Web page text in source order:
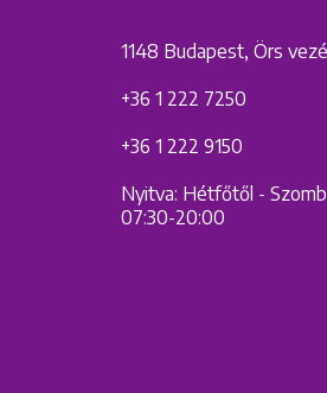
1148 Budapest, Örs
+36 1 222 7250
+36 1 222 9150
Nyitva: Hétfőtől -
07:30-20:00